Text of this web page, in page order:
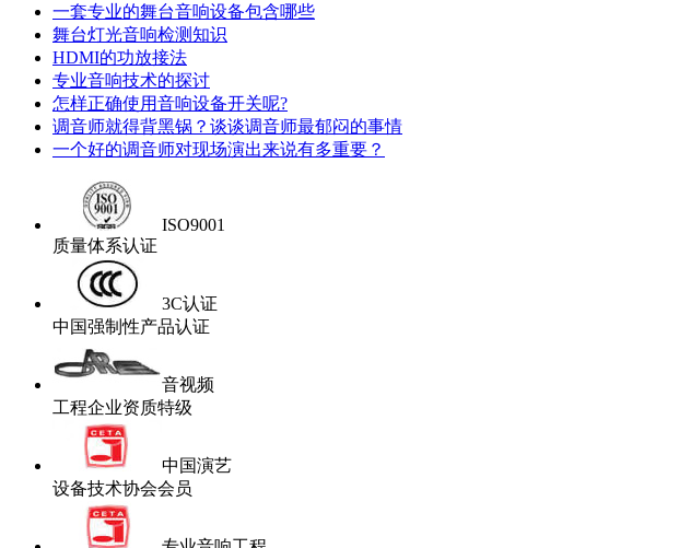
一套专业的舞台音响设备包含哪些
舞台灯光音响检测知识
HDMI的功放接法
专业音响技术的探讨
怎样正确使用音响设备开关呢?
调音师就得背黑锅？谈谈调音师最郁闷的事情
一个好的调音师对现场演出来说有多重要？
ISO9001
质量体系认证
3C认证
中国强制性产品认证
音视频
工程企业资质特级
中国演艺
设备技术协会会员